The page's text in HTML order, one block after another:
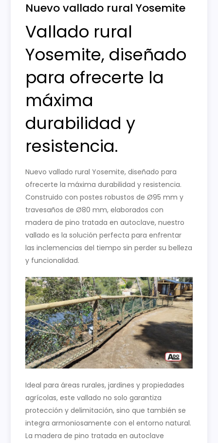
Nuevo vallado rural Yosemite
Vallado rural
Yosemite, diseñado
para ofrecerte la
máxima
durabilidad y
resistencia.
Nuevo vallado rural Yosemite, diseñado para
ofrecerte la máxima durabilidad y resistencia.
Construido con postes robustos de Ø95 mm y
travesaños de Ø80 mm, elaborados con
madera de pino tratada en autoclave, nuestro
vallado es la solución perfecta para enfrentar
las inclemencias del tiempo sin perder su belleza
y funcionalidad.
Ideal para áreas rurales, jardines y propiedades
agrícolas, este vallado no solo garantiza
protección y delimitación, sino que también se
integra armoniosamente con el entorno natural.
La madera de pino tratada en autoclave